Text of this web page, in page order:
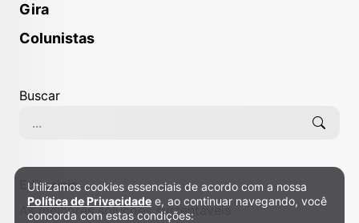
Gira
Colunistas
Buscar
Editoriais
As melhores soluções sustentáveis
Política de Privacidade e Cookies
Utilizamos cookies essenciais de acordo com a nossa
Política de Privacidade e, ao continuar navegando, você
concorda com estas condições: